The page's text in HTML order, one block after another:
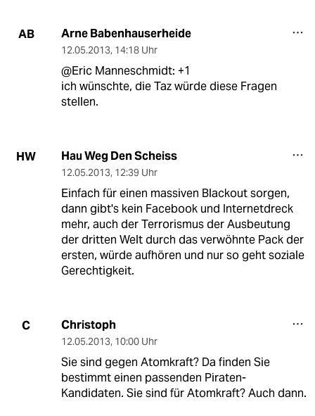
AB Arne Babenhauserheide
12.05.2013, 14:18 Uhr
@Eric Manneschmidt: +1
ich wünschte, die Taz würde diese Fragen
stellen.
HW Hau Weg Den Scheiss
12.05.2013, 12:39 Uhr
Einfach für einen massiven Blackout sorgen,
dann gibt's kein Facebook und Internetdreck
mehr, auch der Terrorismus der Ausbeutung
der dritten Welt durch das verwöhnte Pack der
ersten, würde aufhören und nur so geht soziale
Gerechtigkeit.
C Christoph
12.05.2013, 10:00 Uhr
Sie sind gegen Atomkraft? Da finden Sie
bestimmt einen passenden Piraten-
Kandidaten. Sie sind für Atomkraft? Auch dann.